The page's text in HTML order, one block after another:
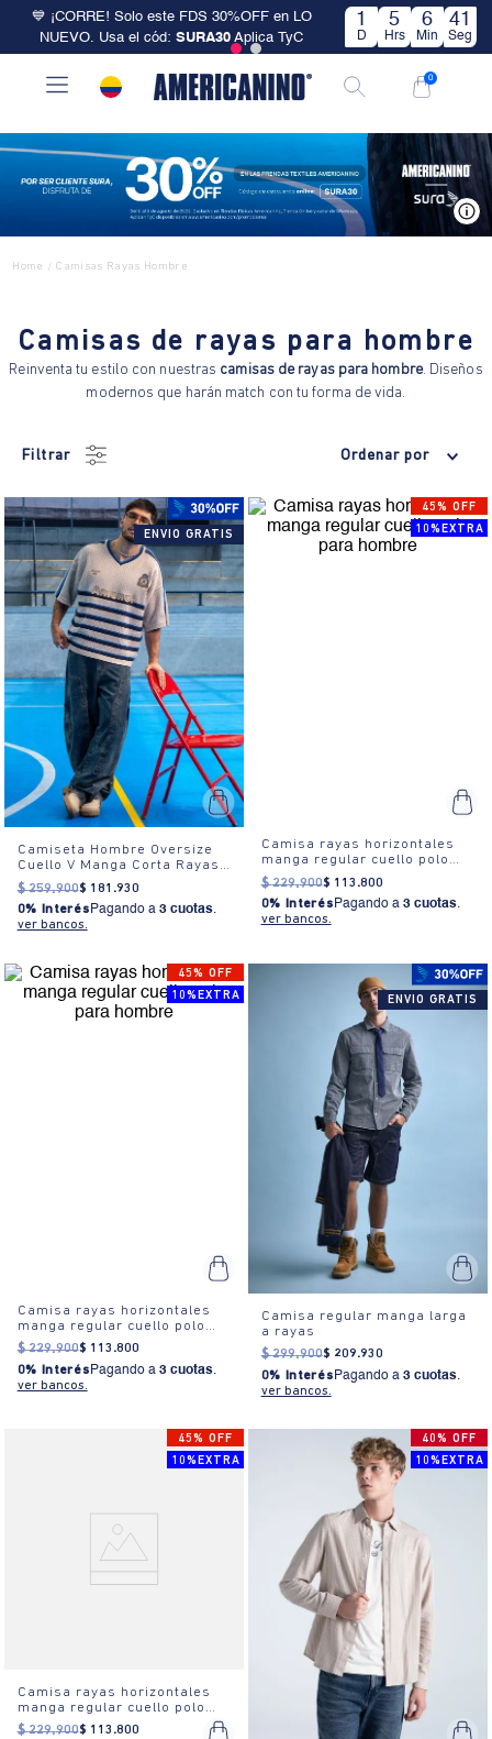
💙 ¡CORRE! Solo este FDS 30%OFF en LO
NUEVO. Usa el cód: SURA30 Aplica TyC
1
D
5
Hrs
6
Min
41
Seg
0
Home / Camisas Rayas Hombre
Camisas de rayas para hombre
Reinventa tu estilo con nuestras camisas de rayas para hombre. Diseños
modernos que harán match con tu forma de vida.
Filtrar Ordenar por
ENVIO GRATIS
Camiseta Hombre Oversize
Cuello V Manga Corta Rayas
Estampada
$ 259.900$ 181 .930
0% Interés Pagando a 3 cuotas.
ver bancos.
45% OFF
10%EXTRA
Camisa rayas horizontales
manga regular cuello polo
para hombre
$ 229.900$ 113 .800
0% Interés Pagando a 3 cuotas.
ver bancos.
45% OFF
10%EXTRA
Camisa rayas horizontales
manga regular cuello polo
para hombre
$ 229.900$ 113 .800
0% Interés Pagando a 3 cuotas.
ver bancos.
ENVIO GRATIS
Camisa regular manga larga
a rayas
$ 299.900$ 209.930
0% Interés Pagando a 3 cuotas.
ver bancos.
45% OFF
10%EXTRA
Camisa rayas horizontales
manga regular cuello polo
para hombre
$ 229.900$ 113 .800
40% OFF
10%EXTRA